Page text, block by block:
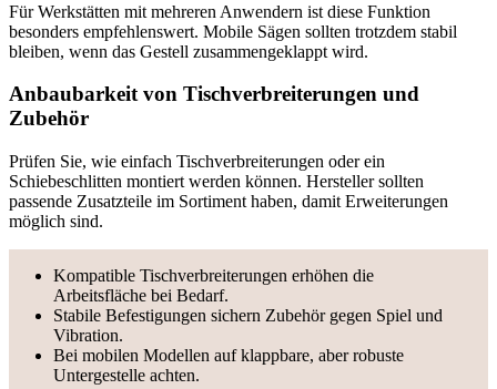
Für Werkstätten mit mehreren Anwendern ist diese Funktion
besonders empfehlenswert. Mobile Sägen sollten trotzdem stabil
bleiben, wenn das Gestell zusammengeklappt wird.
Anbaubarkeit von Tischverbreiterungen und
Zubehör
Prüfen Sie, wie einfach Tischverbreiterungen oder ein
Schiebeschlitten montiert werden können. Hersteller sollten
passende Zusatzteile im Sortiment haben, damit Erweiterungen
möglich sind.
Kompatible Tischverbreiterungen erhöhen die
Arbeitsfläche bei Bedarf.
Stabile Befestigungen sichern Zubehör gegen Spiel und
Vibration.
Bei mobilen Modellen auf klappbare, aber robuste
Untergestelle achten.